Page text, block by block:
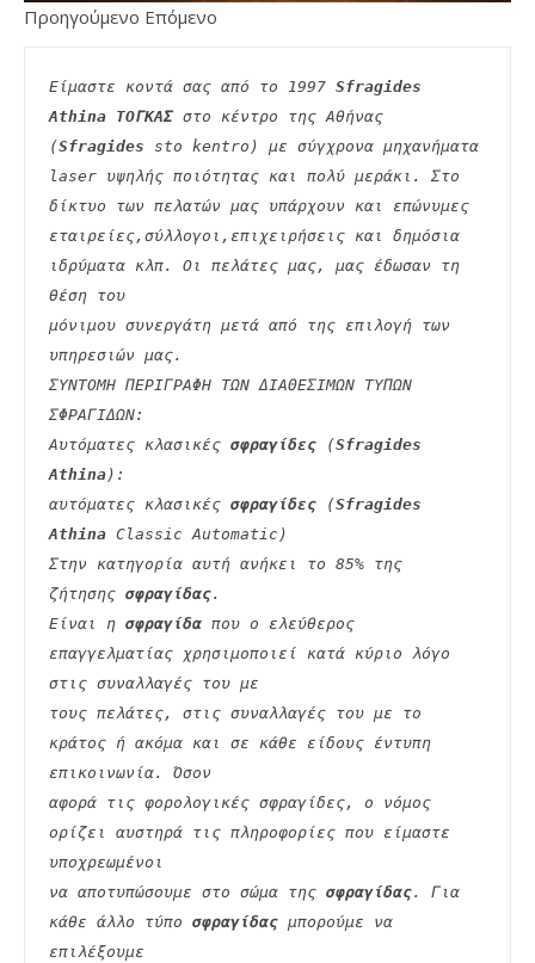
Προηγούμενο Επόμενο
Είμαστε κοντά σας από το 1997 Sfragides
Athina ΤΟΓΚΑΣ στο κέντρο της Αθήνας
(Sfragides sto kentro) με σύγχρονα μηχανήματα
laser υψηλής ποιότητας και πολύ μεράκι. Στο
δίκτυο των πελατών μας υπάρχουν και επώνυμες
εταιρείες,σύλλογοι,επιχειρήσεις και δημόσια
ιδρύματα κλπ. Οι πελάτες μας, μας έδωσαν τη
θέση του
μόνιμου συνεργάτη μετά από της επιλογή των
υπηρεσιών μας.
ΣΥΝΤΟΜΗ ΠΕΡΙΓΡΑΦΗ ΤΩΝ ΔΙΑΘΕΣΙΜΩΝ ΤΥΠΩΝ
ΣΦΡΑΓΙΔΩΝ:
Αυτόματες κλασικές σφραγίδες (Sfragides
Athina):
αυτόματες κλασικές σφραγίδες (Sfragides
Athina Classic Automatic)
Στην κατηγορία αυτή ανήκει το 85% της
ζήτησης σφραγίδας.
Είναι η σφραγίδα που ο ελεύθερος
επαγγελματίας χρησιμοποιεί κατά κύριο λόγο
στις συναλλαγές του με
τους πελάτες, στις συναλλαγές του με το
κράτος ή ακόμα και σε κάθε είδους έντυπη
επικοινωνία. Όσον
αφορά τις φορολογικές σφραγίδες, ο νόμος
ορίζει αυστηρά τις πληροφορίες που είμαστε
υποχρεωμένοι
να αποτυπώσουμε στο σώμα της σφραγίδας. Για
κάθε άλλο τύπο σφραγίδας μπορούμε να
επιλέξουμε